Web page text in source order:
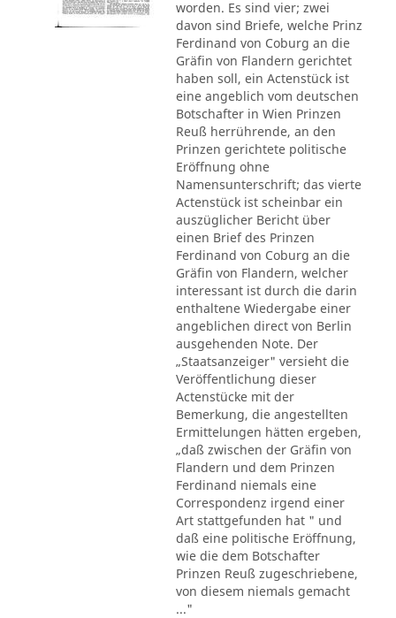
worden. Es sind vier; zwei
davon sind Briefe, welche Prinz
Ferdinand von Coburg an die
Gräfin von Flandern gerichtet
haben soll, ein Actenstück ist
eine angeblich vom deutschen
Botschafter in Wien Prinzen
Reuß herrührende, an den
Prinzen gerichtete politische
Eröffnung ohne
Namensunterschrift; das vierte
Actenstück ist scheinbar ein
auszüglicher Bericht über
einen Brief des Prinzen
Ferdinand von Coburg an die
Gräfin von Flandern, welcher
interessant ist durch die darin
enthaltene Wiedergabe einer
angeblichen direct von Berlin
ausgehenden Note. Der
„Staatsanzeiger" versieht die
Veröffentlichung dieser
Actenstücke mit der
Bemerkung, die angestellten
Ermittelungen hätten ergeben,
„daß zwischen der Gräfin von
Flandern und dem Prinzen
Ferdinand niemals eine
Correspondenz irgend einer
Art stattgefunden hat " und
daß eine politische Eröffnung,
wie die dem Botschafter
Prinzen Reuß zugeschriebene,
von diesem niemals gemacht
..."